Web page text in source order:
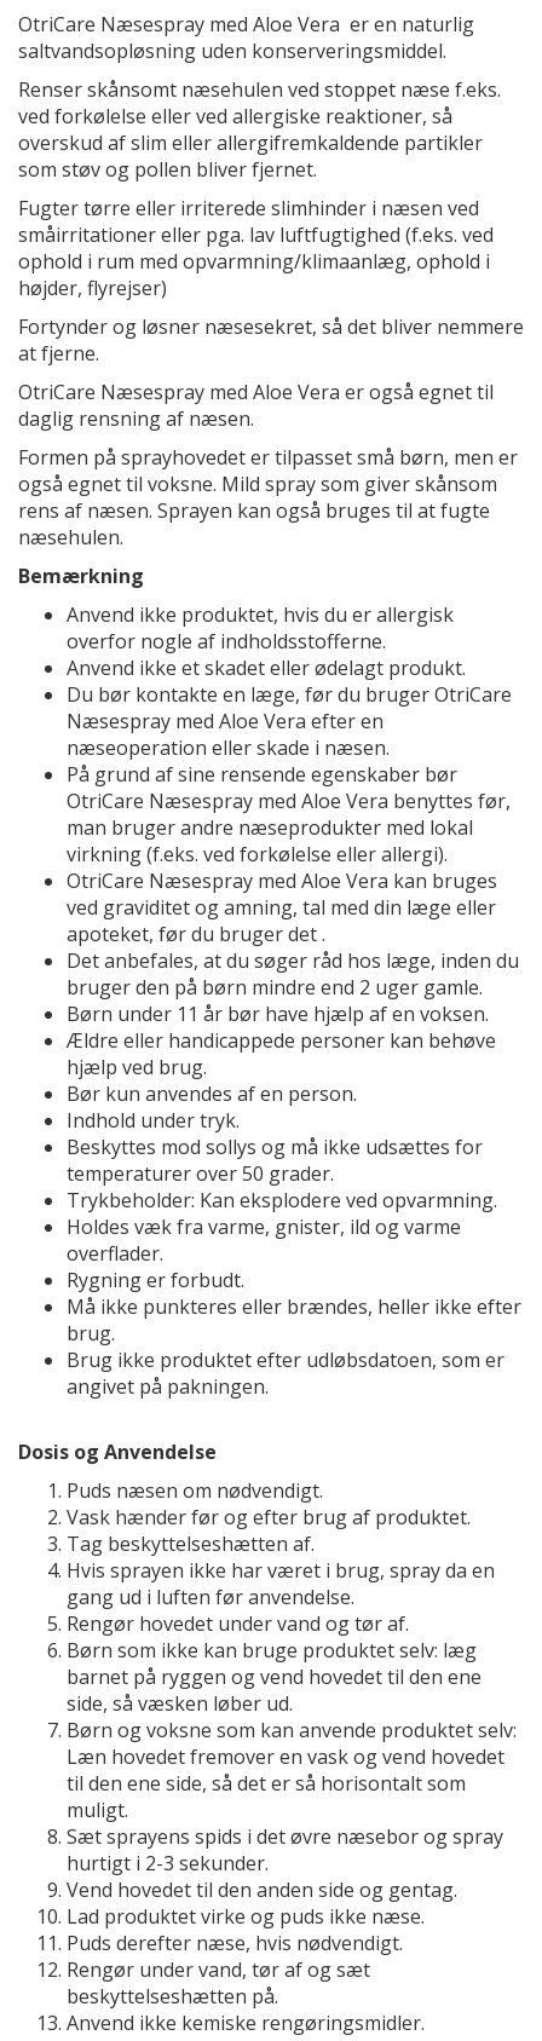
OtriCare Næsespray med Aloe Vera er en naturlig
saltvandsopløsning uden konserveringsmiddel.
Renser skånsomt næsehulen ved stoppet næse f.eks.
ved forkølelse eller ved allergiske reaktioner, så
overskud af slim eller allergifremkaldende partikler
som støv og pollen bliver fjernet.
Fugter tørre eller irriterede slimhinder i næsen ved
småirritationer eller pga. lav luftfugtighed (f.eks. ved
ophold i rum med opvarmning/klimaanlæg, ophold i
højder, flyrejser)
Fortynder og løsner næsesekret, så det bliver nemmere
at fjerne.
OtriCare Næsespray med Aloe Vera er også egnet til
daglig rensning af næsen.
Formen på sprayhovedet er tilpasset små børn, men er
også egnet til voksne. Mild spray som giver skånsom
rens af næsen. Sprayen kan også bruges til at fugte
næsehulen.
Bemærkning
Anvend ikke produktet, hvis du er allergisk
overfor nogle af indholdsstofferne.
Anvend ikke et skadet eller ødelagt produkt.
Du bør kontakte en læge, før du bruger OtriCare
Næsespray med Aloe Vera efter en
næseoperation eller skade i næsen.
På grund af sine rensende egenskaber bør
OtriCare Næsespray med Aloe Vera benyttes før,
man bruger andre næseprodukter med lokal
virkning (f.eks. ved forkølelse eller allergi).
OtriCare Næsespray med Aloe Vera kan bruges
ved graviditet og amning, tal med din læge eller
apoteket, før du bruger det .
Det anbefales, at du søger råd hos læge, inden du
bruger den på børn mindre end 2 uger gamle.
Børn under 11 år bør have hjælp af en voksen.
Ældre eller handicappede personer kan behøve
hjælp ved brug.
Bør kun anvendes af en person.
Indhold under tryk.
Beskyttes mod sollys og må ikke udsættes for
temperaturer over 50 grader.
Trykbeholder: Kan eksplodere ved opvarmning.
Holdes væk fra varme, gnister, ild og varme
overflader.
Rygning er forbudt.
Må ikke punkteres eller brændes, heller ikke efter
brug.
Brug ikke produktet efter udløbsdatoen, som er
angivet på pakningen.
Dosis og Anvendelse
Puds næsen om nødvendigt.
Vask hænder før og efter brug af produktet.
Tag beskyttelseshætten af.
Hvis sprayen ikke har været i brug, spray da en
gang ud i luften før anvendelse.
Rengør hovedet under vand og tør af.
Børn som ikke kan bruge produktet selv: læg
barnet på ryggen og vend hovedet til den ene
side, så væsken løber ud.
Børn og voksne som kan anvende produktet selv:
Læn hovedet fremover en vask og vend hovedet
til den ene side, så det er så horisontalt som
muligt.
Sæt sprayens spids i det øvre næsebor og spray
hurtigt i 2-3 sekunder.
Vend hovedet til den anden side og gentag.
Lad produktet virke og puds ikke næse.
Puds derefter næse, hvis nødvendigt.
Rengør under vand, tør af og sæt
beskyttelseshætten på.
Anvend ikke kemiske rengøringsmidler.